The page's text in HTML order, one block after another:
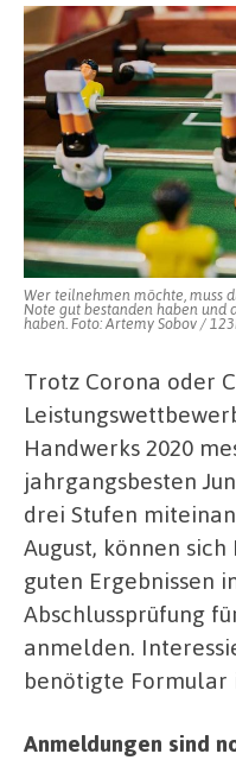
Wer teilnehmen möchte, muss
Note gut bestanden haben und
haben. Foto: Artemy Sobov /
Trotz Corona oder
Handwerks 2020
jahrgangsbesten
drei Stufen
August, können
guten Ergebnissen
Abschlussprüfung
anmelden.
benötigte Formular
Anmeldungen sind